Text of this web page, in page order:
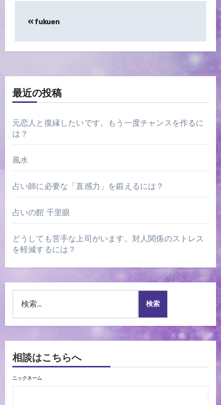
稿
ビ
ゲ
シ
ョ
ン
fukuen
最近の投稿
元恋人と復縁したいです。もう一度チャンスを作るに
は？
風水
占い師に必要な「直感力」を鍛えるには？
占いの館 千里眼
どうしても苦手な上司がいます。対人関係のストレス
を軽減するには？
相談はこちらへ
ニックネーム